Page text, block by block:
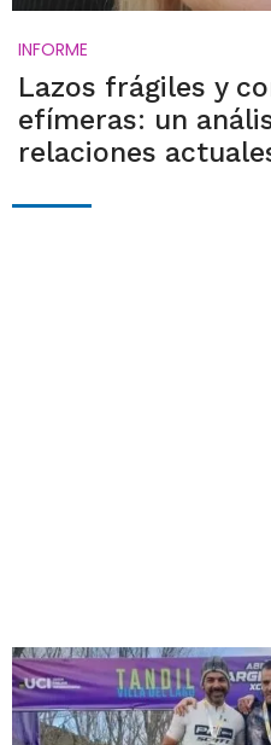
INFORME
Lazos frágiles y
efímeras: un
relaciones